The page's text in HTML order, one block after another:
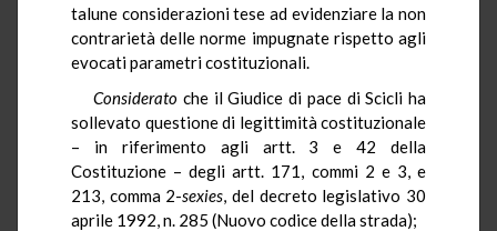
talune considerazioni tese ad evidenziare la non
contrarietà delle norme impugnate rispetto agli
evocati parametri costituzionali.
Considerato che il Giudice di pace di Scicli ha
sollevato questione di legittimità costituzionale
– in riferimento agli artt. 3 e 42 della
Costituzione – degli artt. 171, commi 2 e 3, e
213, comma 2-sexies, del decreto legislativo 30
aprile 1992, n. 285 (Nuovo codice della strada);